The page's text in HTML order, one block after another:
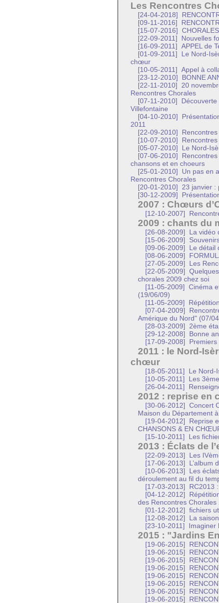
Les Rencontres
[24-04-2018]
[09-11-2016]
[15-07-2016]
[22-09-2011]
Nouvelles
[16-09-2011]
APPEL de
[01-09-2011]
Le Nord-
chœur
[10-05-2011]
Appel à
[23-12-2010]
BONNE
[22-11-2010]
20
Rencontres Chorales
[07-11-2010]
Villefontaine
[04-10-2010]
2011
[22-09-2010]
[10-07-2010]
[05-07-2010]
Le Nord-
[07-06-2010]
chansons et en choeurs
[25-01-2010]
Un pas en
Rencontres Chorales
[20-01-2010]
23 janvier :
[30-12-2009]
2007 : Chœurs
[12-10-2007]
2009 : chants du
[26-08-2009]
La vidéo
[15-06-2009]
[09-06-2009]
Le détail
[08-06-2009]
[27-05-2009]
Les
[22-05-2009]
chorales 2009 chez soi
[11-05-2009]
Cinéma
(19/06/09)
[11-05-2009]
[07-04-2009]
Amérique du Nord" (07/
[28-03-2009]
2ème
[29-12-2008]
Bonne
[17-09-2008]
2011 : le Nord-
chœur
[18-05-2011]
Le Nord-
[10-05-2011]
Les
[26-04-2011]
2012 : reprise en
[30-06-2012]
Concert
Maison du Département
[19-04-2012]
Reprise
CHANSONS & EN
[15-10-2011]
Les
2013 : Éclats de
[22-09-2013]
Les
[17-06-2013]
L’album
[10-06-2013]
Les
déroulement au fil du
[17-03-2013]
RC2013
[04-12-2012]
des Rencontres Chorales
[01-12-2012]
fichiers
[12-08-2012]
La
[23-10-2011]
Imaginer
2015 : "Jardins
[19-06-2015]
[19-06-2015]
[19-06-2015]
[19-06-2015]
[19-06-2015]
[19-06-2015]
[19-06-2015]
[19-06-2015]